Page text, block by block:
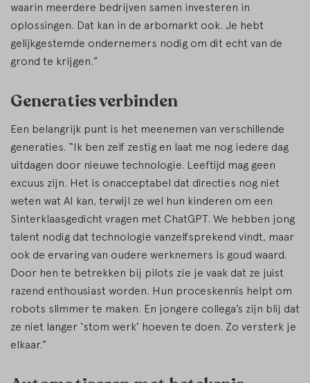
waarin meerdere bedrijven samen investeren in
oplossingen. Dat kan in de arbomarkt ook. Je hebt
gelijkgestemde ondernemers nodig om dit echt van de
grond te krijgen.”
Generaties verbinden
Een belangrijk punt is het meenemen van verschillende
generaties. “Ik ben zelf zestig en laat me nog iedere dag
uitdagen door nieuwe technologie. Leeftijd mag geen
excuus zijn. Het is onacceptabel dat directies nog niet
weten wat AI kan, terwijl ze wel hun kinderen om een
Sinterklaasgedicht vragen met ChatGPT. We hebben jong
talent nodig dat technologie vanzelfsprekend vindt, maar
ook de ervaring van oudere werknemers is goud waard.
Door hen te betrekken bij pilots zie je vaak dat ze juist
razend enthousiast worden. Hun proceskennis helpt om
robots slimmer te maken. En jongere collega’s zijn blij dat
ze niet langer ‘stom werk’ hoeven te doen. Zo versterk je
elkaar.”